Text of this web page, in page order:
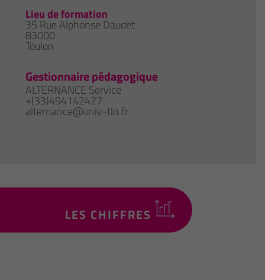
Lieu de formation
35 Rue Alphonse Daudet
83000
Toulon
Gestionnaire pédagogique
ALTERNANCE Service
+(33)494142427
alternance@univ-tln.fr
LES CHIFFRES